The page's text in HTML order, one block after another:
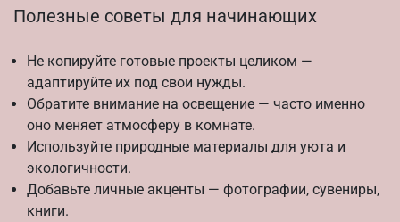
Полезные советы для начинающих
Не копируйте готовые проекты целиком —
адаптируйте их под свои нужды.
Обратите внимание на освещение — часто именно
оно меняет атмосферу в комнате.
Используйте природные материалы для уюта и
экологичности.
Добавьте личные акценты — фотографии, сувениры,
книги.